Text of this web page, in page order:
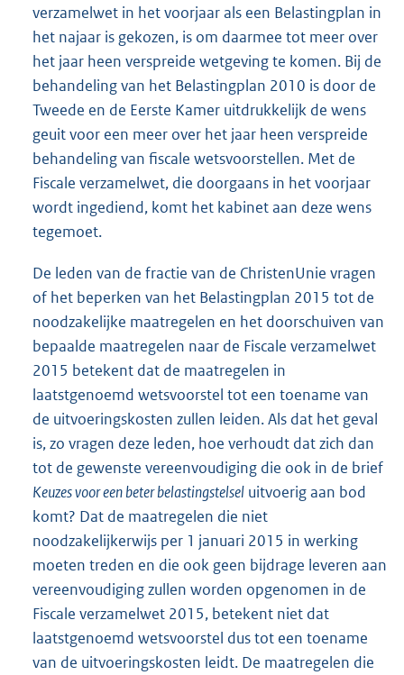
verzamelwet in het voorjaar als een Belastingplan in
het najaar is gekozen, is om daarmee tot meer over
het jaar heen verspreide wetgeving te komen. Bij de
behandeling van het Belastingplan 2010 is door de
Tweede en de Eerste Kamer uitdrukkelijk de wens
geuit voor een meer over het jaar heen verspreide
behandeling van fiscale wetsvoorstellen. Met de
Fiscale verzamelwet, die doorgaans in het voorjaar
wordt ingediend, komt het kabinet aan deze wens
tegemoet.
De leden van de fractie van de ChristenUnie vragen
of het beperken van het Belastingplan 2015 tot de
noodzakelijke maatregelen en het doorschuiven van
bepaalde maatregelen naar de Fiscale verzamelwet
2015 betekent dat de maatregelen in
laatstgenoemd wetsvoorstel tot een toename van
de uitvoeringskosten zullen leiden. Als dat het geval
is, zo vragen deze leden, hoe verhoudt dat zich dan
tot de gewenste vereenvoudiging die ook in de brief
Keuzes voor een beter belastingstelsel uitvoerig aan bod
komt? Dat de maatregelen die niet
noodzakelijkerwijs per 1 januari 2015 in werking
moeten treden en die ook geen bijdrage leveren aan
vereenvoudiging zullen worden opgenomen in de
Fiscale verzamelwet 2015, betekent niet dat
laatstgenoemd wetsvoorstel dus tot een toename
van de uitvoeringskosten leidt. De maatregelen die